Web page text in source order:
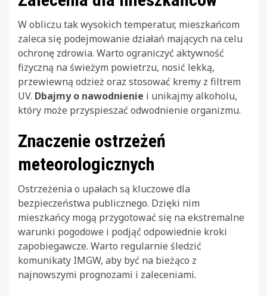
W obliczu tak wysokich temperatur, mieszkańcom
zaleca się podejmowanie działań mających na celu
ochronę zdrowia. Warto ograniczyć aktywność
fizyczną na świeżym powietrzu, nosić lekką,
przewiewną odzież oraz stosować kremy z filtrem
UV. Dbajmy o nawodnienie i unikajmy alkoholu,
który może przyspieszać odwodnienie organizmu.
Znaczenie ostrzeżeń
meteorologicznych
Ostrzeżenia o upałach są kluczowe dla
bezpieczeństwa publicznego. Dzięki nim
mieszkańcy mogą przygotować się na ekstremalne
warunki pogodowe i podjąć odpowiednie kroki
zapobiegawcze. Warto regularnie śledzić
komunikaty IMGW, aby być na bieżąco z
najnowszymi prognozami i zaleceniami.